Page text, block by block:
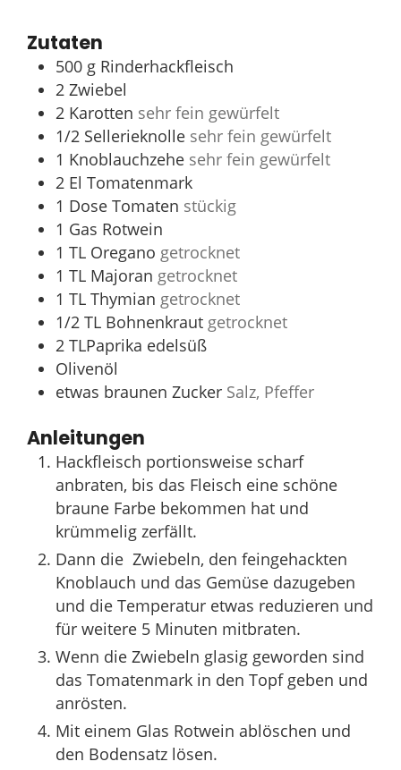
Zutaten
500 g Rinderhackfleisch
2 Zwiebel
2 Karotten sehr fein gewürfelt
1/2 Sellerieknolle sehr fein gewürfelt
1 Knoblauchzehe sehr fein gewürfelt
2 El Tomatenmark
1 Dose Tomaten stückig
1 Gas Rotwein
1 TL Oregano getrocknet
1 TL Majoran getrocknet
1 TL Thymian getrocknet
1/2 TL Bohnenkraut getrocknet
2 TLPaprika edelsüß
Olivenöl
etwas braunen Zucker Salz, Pfeffer
Anleitungen
Hackfleisch portionsweise scharf
anbraten, bis das Fleisch eine schöne
braune Farbe bekommen hat und
krümmelig zerfällt.
Dann die Zwiebeln, den feingehackten
Knoblauch und das Gemüse dazugeben
und die Temperatur etwas reduzieren und
für weitere 5 Minuten mitbraten.
Wenn die Zwiebeln glasig geworden sind
das Tomatenmark in den Topf geben und
anrösten.
Mit einem Glas Rotwein ablöschen und
den Bodensatz lösen.